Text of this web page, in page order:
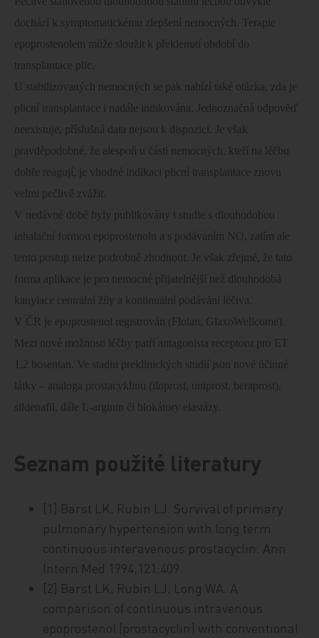
dochází k symptomatickému zlepšení nemocných. Terapie
epoprostenolem může sloužit k překlenutí období do
transplantace plic.
U stabilizovaných nemocných se pak nabízí také otázka, zda je
plicní transplantace i nadále indikována. Jednoznačná odpověď
neexistuje, příslušná data nejsou k dispozici. Je však
pravděpodobné, že alespoň u části nemocných, kteří na léčbu
dobře reagují, je vhodné indikaci plicní transplantace znovu
velmi pečlivě zvážit.
V nedávné době byly publikovány i studie s dlouhodobou
inhalační formou epoprostenolu a s podáváním NO, zatím ale
tento postup nelze podrobně zhodnotit. Je však zřejmé, že tato
forma aplikace je pro nemocné přijatelnější než dlouhodobá
kanylace centrální žíly a kontinuální podávání léčiva.
V ČR je epoprostenol registrován (Flolan, GlaxoWellcome).
Mezi nové možnosti léčby patří antagonista receptoru pro ET
1,2 bosentan. Ve stadiu preklinických studií jsou nové účinné
látky – analoga prostacyklinu (iloprost, uniprost, beraprost),
sildenafil, dále L-arginin či blokátory elastázy.
Seznam použité literatury
[1] Barst LK, Rubin LJ. Survival of primary
pulmonary hypertension with long term
continuous interavenous prostacyclin. Ann
Intern Med 1994;121:409.
[2] Barst LK, Rubin LJ, Long WA. A
comparison of continuous intravenous
epoprostenol (prostacyclin) with conventional